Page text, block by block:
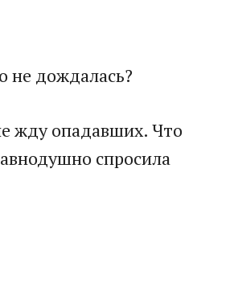
не дождалась?
жду опадавших. Что
спросила